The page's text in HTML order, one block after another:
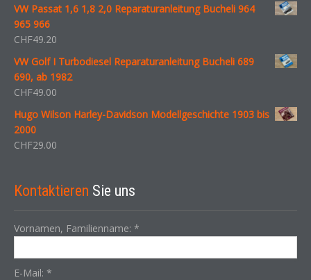
VW Passat 1,6 1,8 2,0 Reparaturanleitung Bucheli 964
965 966
CHF49.20
VW Golf I Turbodiesel Reparaturanleitung Bucheli 689
690, ab 1982
CHF49.00
Hugo Wilson Harley-Davidson Modellgeschichte 1903 bis
2000
CHF29.00
Kontaktieren Sie uns
Vornamen, Familienname: *
E-Mail: *